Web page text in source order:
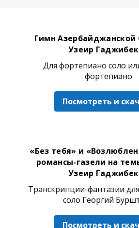
Гимн Азербайджанской
Узеир
Для фортепиано соло
фортепиано
Посмотреть и
«Без тебя» и
романсы-газели на
Узеир
Транскрипции-фантазии
соло Георгий
Посмотреть и